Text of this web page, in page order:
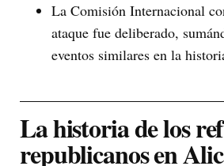
La Comisión Internacional
ataque fue deliberado,
eventos similares en la
La historia de los
republicanos en